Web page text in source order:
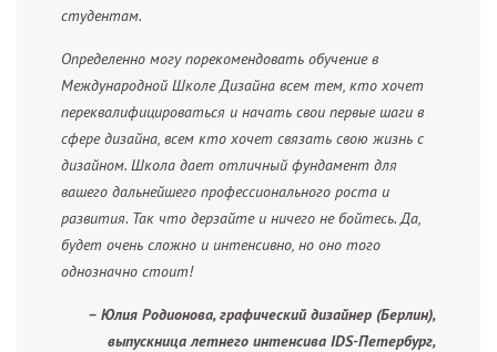
студентам.
Определенно могу порекомендовать обучение в
Международной Школе Дизайна всем тем, кто хочет
переквалифицироваться и начать свои первые шаги в
сфере дизайна, всем кто хочет связать свою жизнь с
дизайном. Школа дает отличный фундамент для
вашего дальнейшего профессионального роста и
развития. Так что дерзайте и ничего не бойтесь. Да,
будет очень сложно и интенсивно, но оно того
однозначно стоит!
– Юлия Родионова, графический дизайнер (Берлин),
выпускница летнего интенсива IDS-Петербург,